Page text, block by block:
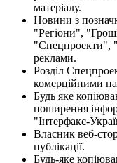
матеріалу.
Новини з
"Регіони",
"Спецпроекти",
реклами.
Розділ
комерційними
Будь яке
поширення
"Інтерфакс-
Власник веб-
публікації.
Будь-яке